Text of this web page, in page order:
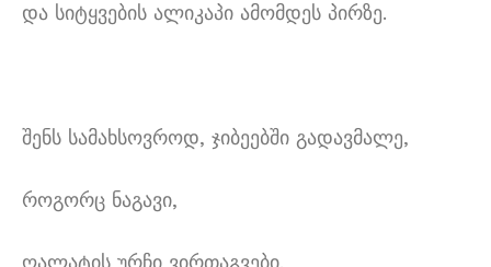
და სიტყვების ალიკაპი ამომდეს პირზე.
შენს სამახსოვროდ, ჯიბეებში გადავმალე,
როგორც ნაგავი,